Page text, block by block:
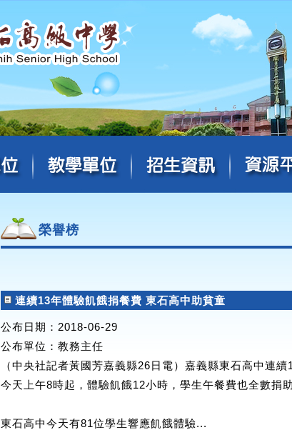
榮譽榜
連續13年體驗飢餓捐餐費 東石高中助貧童
公布日期：2018-06-29
公布單位 ：教務主任
（中央社記者黃國芳嘉義縣26日電）嘉義縣東石高中連
今天上午8時起，體驗飢餓12小時，學生午餐費也全數捐
東石高中今天有81位學生響應飢餓體驗...